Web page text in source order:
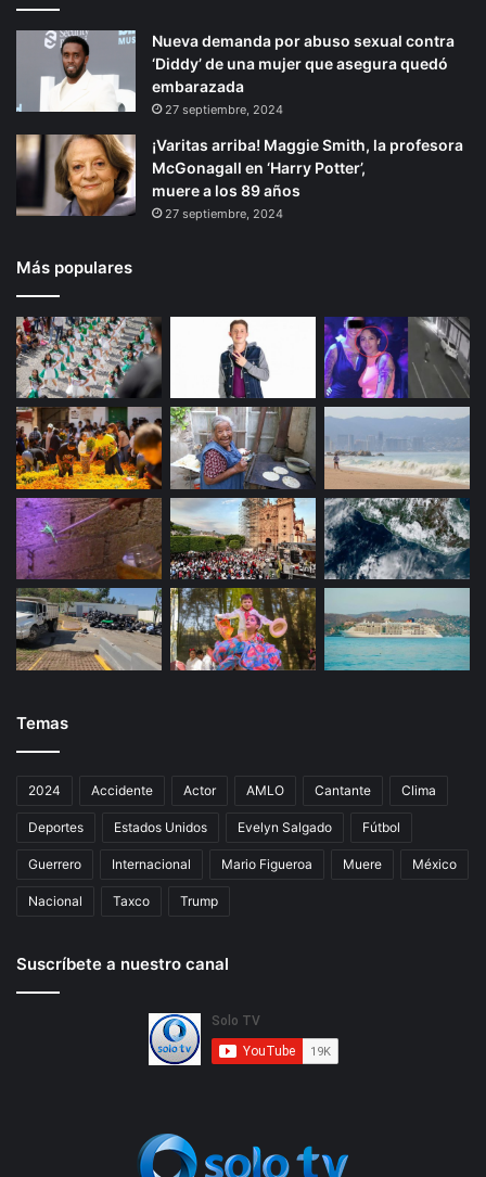
Nueva demanda por abuso sexual contra
‘Diddy’ de una mujer que asegura quedó
embarazada
27 septiembre, 2024
¡Varitas arriba! Maggie Smith, la profesora
McGonagall en ‘Harry Potter’,
muere a los 89 años
27 septiembre, 2024
Más populares
Temas
2024 Accidente Actor AMLO Cantante Clima
Deportes Estados Unidos Evelyn Salgado Fútbol
Guerrero Internacional Mario Figueroa Muere México
Nacional Taxco Trump
Suscríbete a nuestro canal